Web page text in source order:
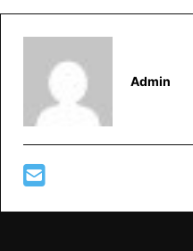
Admin